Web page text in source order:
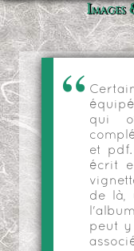
Images
qui
et
écrit
de là,
peut y